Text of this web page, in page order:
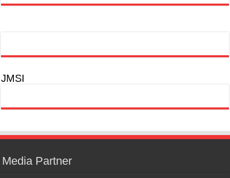
JMSI
Media Partner